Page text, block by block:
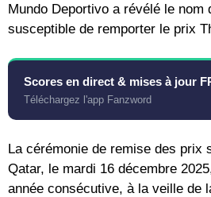
Mundo Deportivo a révélé le nom
susceptible de remporter le prix
Scores en direct & mises à jour
Téléchargez l'app Fanzword
La cérémonie de remise des prix
Qatar, le mardi 16 décembre
année consécutive, à la veille de